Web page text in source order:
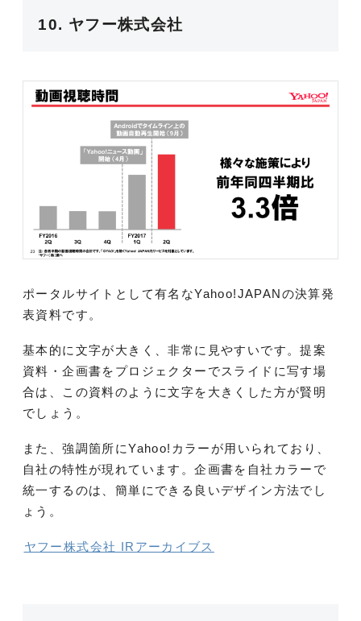
10. ヤフー株式会社
ポータルサイトとして有名なYahoo!JAPANの決算発
表資料です。
基本的に文字が大きく、非常に見やすいです。提案
資料・企画書をプロジェクターでスライドに写す場
合は、この資料のように文字を大きくした方が賢明
でしょう。
また、強調箇所にYahoo!カラーが用いられており、
自社の特性が現れています。企画書を自社カラーで
統一するのは、簡単にできる良いデザイン方法でし
ょう。
ヤフー株式会社 IRアーカイブス